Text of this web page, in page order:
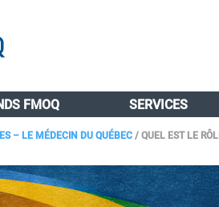
FMOQ SERVICES
– LE MÉDECIN DU QUÉBEC/QUEL EST LE